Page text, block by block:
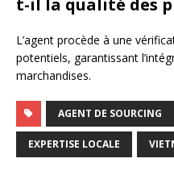
t-il la qualité des
L’agent procède à une
potentiels, garantissant
marchandises.
AGENT DE SOURCING
EXPERTISE LOCALE